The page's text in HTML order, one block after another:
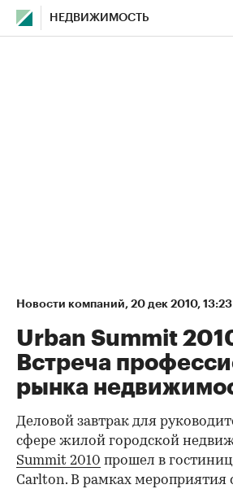
НЕДВИЖИМОСТЬ
Новости компаний⁠, 20 дек 2010, 13:23
Urban Summit
Встреча
рынка
Деловой завтрак для
сфере жилой городской
Summit 2010 прошел в
Carlton. В рамках мероприятия